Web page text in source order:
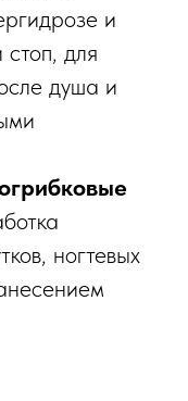
и
для
душа и
ногтевых